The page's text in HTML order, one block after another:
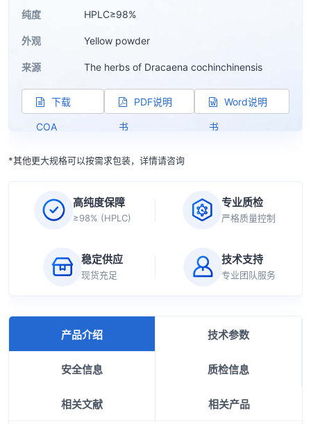
纯度 HPLC≥98%
外观 Yellow powder
来源 The herbs of Dracaena cochinchinensis
下载
COA
PDF说明
书
Word说明
书
*其他更大规格可以按需求包装，详情请咨询
高纯度保障
≥98% (HPLC)
专业质检
严格质量控制
稳定供应
现货充足
技术支持
专业团队服务
产品介绍 技术参数
安全信息 质检信息
相关文献 相关产品